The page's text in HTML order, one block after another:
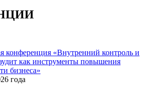
конференция «Внутренний контроль и
как инструменты повышения
бизнеса»
года